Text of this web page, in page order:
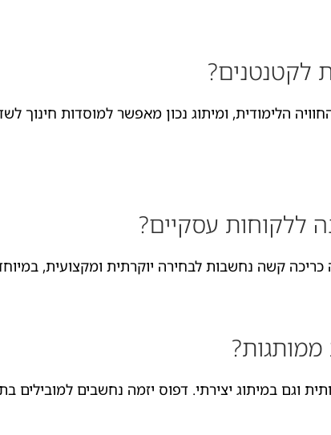
לקטנטנים?
הלימודית, ומיתוג נכון מאפשר למוסדות חינוך
ללקוחות עסקיים?
קשה נחשבות לבחירה יוקרתית ומקצועית,
וגם במיתוג יצירתי. דפוס יזמה נחשבים למובילים